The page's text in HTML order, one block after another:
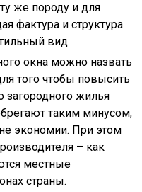
же породу и для
фактура и структура
вид.
окна можно назвать
того чтобы повысить
загородного жилья
таким минусом,
экономии. При этом
– как
местные
страны.